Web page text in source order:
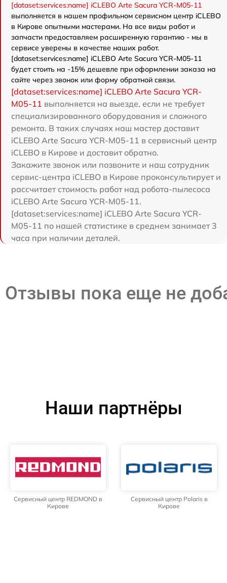
[dataset:services:name] iCLEBO Arte Sacura YCR-M05-11
выполняется в нашем профильном сервисном центр iCLEBO
в Кирове опытными мастерами. На все виды работ и
запчасти предоставляем расширенную гарантию - мы в
сервисе уверены в качестве наших работ.
[dataset:services:name] iCLEBO Arte Sacura YCR-M05-11
будет стоить на -15% дешевле при оформлении заказа на
сайте через звонок или форму обратной связи.
[dataset:services:name] iCLEBO Arte Sacura YCR-
M05-11 выполняется на выезде, если не требует
специализированного оборудования и сложного
ремонта. В таких случаях наш мастер доставит
iCLEBO Arte Sacura YCR-M05-11 в сервисный центр
iCLEBO в Кирове и доставит обратно.
Закажите звонок или позвоните и наш сотрудник
сервис-центра iCLEBO в Кирове проконсультирует и
рассчитает стоимость работ над робота-пылесоса
iCLEBO Arte Sacura YCR-M05-11.
[dataset:services:name] iCLEBO Arte Sacura YCR-
M05-11 по нашей статистике в среднем занимает 3
часа при наличии деталей.
Отзывы пока еще не
Наши партнёры
Сервисный центр REDMOND в
Кирове
Сервисный центр Polaris в
Кирове